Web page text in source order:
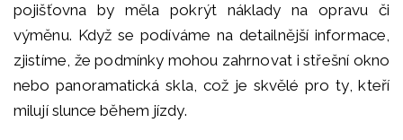
pojišťovna by měla pokrýt náklady na opravu či
výměnu. Když se podíváme na detailnější informace,
zjistíme, že podmínky mohou zahrnovat i střešní okno
nebo panoramatická skla, což je skvělé pro ty, kteří
milují slunce během jízdy.